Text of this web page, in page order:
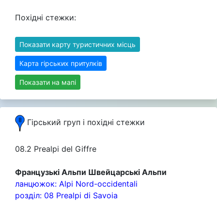
Похідні стежки:
Показати карту туристичних місць
Карта гірських притулків
Показати на мапі
Гірський груп i похідні стежки
08.2 Prealpi del Giffre
Французькі Альпи Швейцарські Альпи
ланцюжок: Alpi Nord-occidentali
розділ: 08 Prealpi di Savoia